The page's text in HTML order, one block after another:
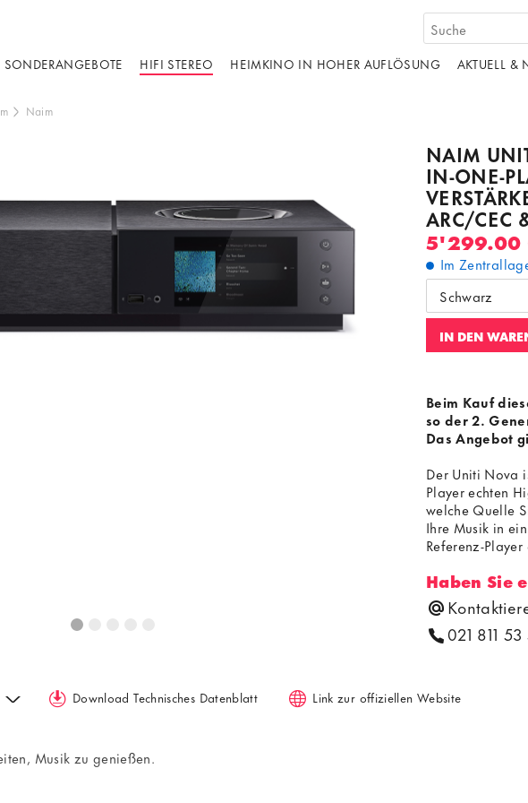
SONDERANGEBOTE HIFI STEREO HEIMKINO IN HOHER AUFLÖSUNG AKTUELL &
Naim
NAIM
IN-ONE-
ARC/CEC
5'299.00
Im
Schwarz
IN DEN
wird von einer dritten Partei gehostet. Durch die
des externen Inhalts akzeptieren Sie die
von youtube.com.
Video laden Frag nicht mehr
Beim Kauf
so der 2.
Das Angebot
Der Uniti Nova
Player echten
welche Quelle
Ihre Musik in
Referenz-
Gerät
80 Watt pro
Haben Sie
021 811 53
Musik zu genießen.
Download Technisches Datenblatt Link zur offiziellen Website